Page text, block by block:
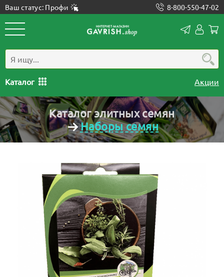
Ваш статус: Профи 8-800-550-47-02
Каталог Акции
Каталог элитных семян
Наборы семян